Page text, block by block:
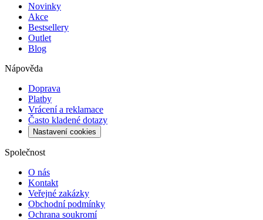
Novinky
Akce
Bestsellery
Outlet
Blog
Nápověda
Doprava
Platby
Vrácení a reklamace
Často kladené dotazy
Nastavení cookies
Společnost
O nás
Kontakt
Veřejné zakázky
Obchodní podmínky
Ochrana soukromí